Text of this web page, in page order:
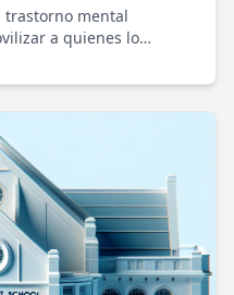
trastorno mental
a quienes lo